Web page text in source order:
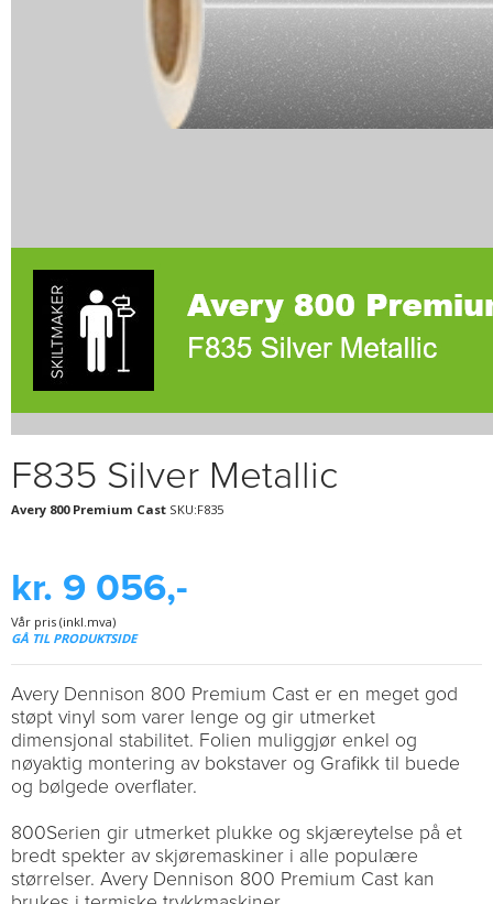
F835 Silver Metallic
Avery 800 Premium Cast SKU:F835
kr. 9 056,-
Vår pris (inkl.mva)
GÅ TIL PRODUKTSIDE
Avery Dennison 800 Premium Cast er en meget god
støpt vinyl som varer lenge og gir utmerket
dimensjonal stabilitet. Folien muliggjør enkel og
nøyaktig montering av bokstaver og Grafikk til buede
og bølgede overflater.
800Serien gir utmerket plukke og skjæreytelse på et
bredt spekter av skjøremaskiner i alle populære
størrelser. Avery Dennison 800 Premium Cast kan